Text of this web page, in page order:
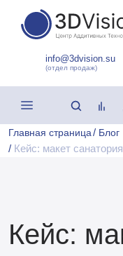
info@3dvision.su
(отдел продаж)
Главная страница/ Блог
/ Кейс: макет
Кейс: